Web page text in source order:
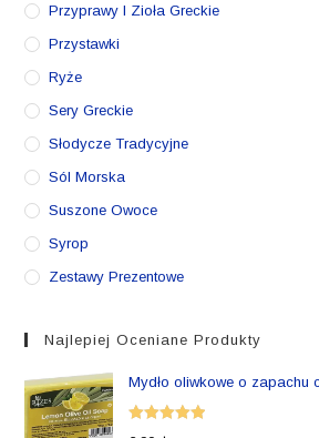
Przyprawy I Zioła Greckie
Przystawki
Ryże
Sery Greckie
Słodycze Tradycyjne
Sól Morska
Suszone Owoce
Syrop
Zestawy Prezentowe
Najlepiej Oceniane Produkty
Mydło oliwkowe o zapachu
Oceniono